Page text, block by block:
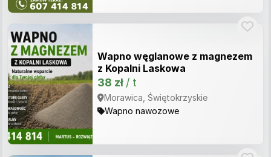
Wapno węglanowe z magnezem
z Kopalni Laskowa
38 zł / t
Morawica, Świętokrzyskie
Wapno nawozowe